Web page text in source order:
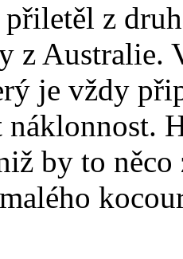
z
z Australie.
je vždy
by to